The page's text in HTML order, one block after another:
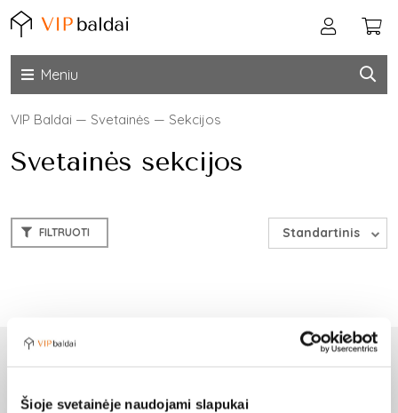
Šioje svetainėje naudojami slapukai
Meniu
VIP Baldai — Svetainės — Sekcijos
Svetainės sekcijos
FILTRUOTI Standartinis